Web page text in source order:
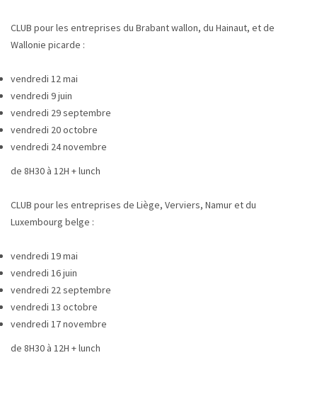
CLUB pour les entreprises du Brabant wallon, du Hainaut, et de
Wallonie picarde :
vendredi 12 mai
vendredi 9 juin
vendredi 29 septembre
vendredi 20 octobre
vendredi 24 novembre
de 8H30 à 12H + lunch
CLUB pour les entreprises de Liège, Verviers, Namur et du
Luxembourg belge :
vendredi 19 mai
vendredi 16 juin
vendredi 22 septembre
vendredi 13 octobre
vendredi 17 novembre
de 8H30 à 12H + lunch